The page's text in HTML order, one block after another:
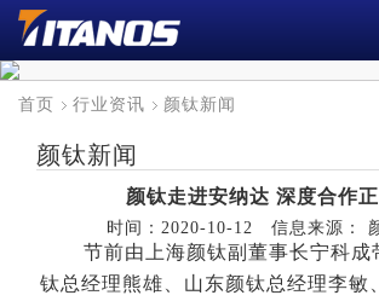
首页 行业资讯 颜钛新闻
颜钛新闻
颜钛走进安纳达 深度合作
时间：2020-10-12 信息来源：
节前由上海颜钛副董事长宁科成
钛总经理熊雄、山东颜钛总经理李敏